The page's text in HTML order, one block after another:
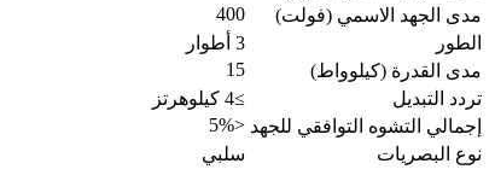
مدى الجهد الاسمي (فولت)
400
الطور
3 أطوار
مدى القدرة (كيلوواط)
15
تردد التبديل
≥4 كيلوهرتز
إجمالي التشوه التوافقي للجهد <5%
نوع البصريات
سلبي